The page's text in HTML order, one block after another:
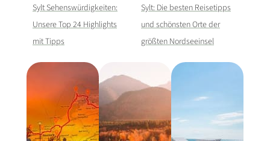
Sylt Sehenswürdigkeiten:
Unsere Top 24 Highlights
mit Tipps
Sylt: Die besten Reisetipps
und schönsten Orte der
größten Nordseeinsel